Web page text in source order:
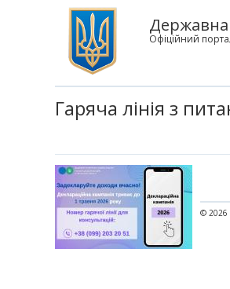
Державна
Офіційний
Гаряча лінія з
© 2026